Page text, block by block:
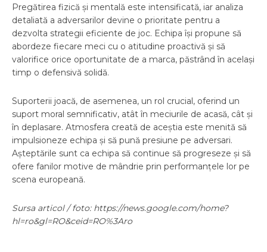
Pregătirea fizică și mentală este intensificată, iar analiza
detaliată a adversarilor devine o prioritate pentru a
dezvolta strategii eficiente de joc. Echipa își propune să
abordeze fiecare meci cu o atitudine proactivă și să
valorifice orice oportunitate de a marca, păstrând în același
timp o defensivă solidă.
Suporterii joacă, de asemenea, un rol crucial, oferind un
suport moral semnificativ, atât în meciurile de acasă, cât și
în deplasare. Atmosfera creată de aceștia este menită să
impulsioneze echipa și să pună presiune pe adversari.
Așteptările sunt ca echipa să continue să progreseze și să
ofere fanilor motive de mândrie prin performanțele lor pe
scena europeană.
Sursa articol / foto: https://news.google.com/home?
hl=ro&gl=RO&ceid=RO%3Aro